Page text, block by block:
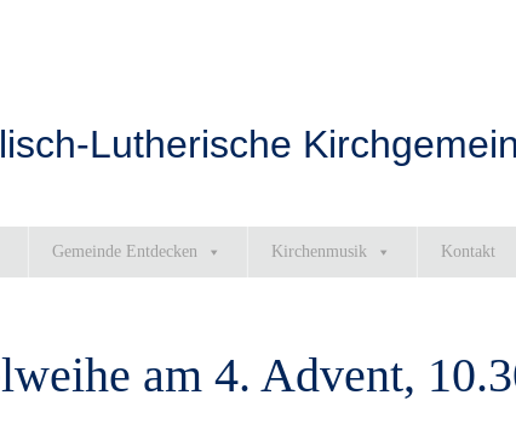
Lutherische
Gemeinde Entdecken Kirchenmusik Kontakt
am 4. Advent,